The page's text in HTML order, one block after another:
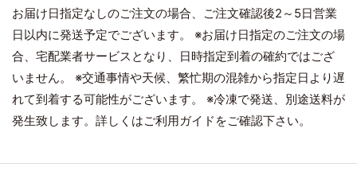
お届け日指定なしのご注文の場合、ご注文確認後2～5日営業
日以内に発送予定でございます。 ※お届け日指定のご注文の場
合、宅配業者サービスとなり、日時指定到着の確約ではござ
いません。 ※交通事情や天候、繁忙期の混雑から指定日より遅
れて到着する可能性がございます。 ※冷凍で発送、別途送料が
発生致します。詳しくはご利用ガイドをご確認下さい。